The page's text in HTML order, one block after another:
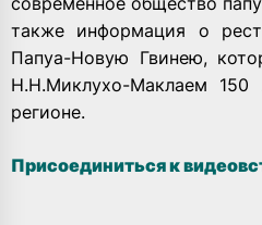
также информация о
Папуа-Новую Гвинею,
Н.Н.Миклухо-Маклаем
регионе.
Присоединиться к